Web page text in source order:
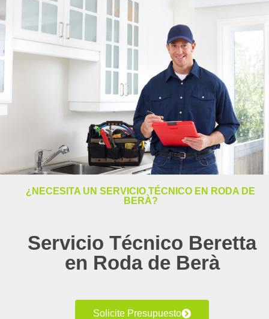
¿NECESITA UN SERVICIO TÉCNICO EN RODA DE
BERÀ?
Servicio Técnico Beretta
en Roda de Berà
Solicite Presupuesto